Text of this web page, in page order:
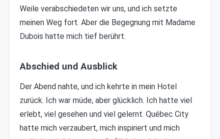
Weile verabschiedeten wir uns, und ich setzte
meinen Weg fort. Aber die Begegnung mit Madame
Dubois hatte mich tief berührt.
Abschied und Ausblick
Der Abend nahte, und ich kehrte in mein Hotel
zurück. Ich war müde, aber glücklich. Ich hatte viel
erlebt, viel gesehen und viel gelernt. Québec City
hatte mich verzaubert, mich inspiriert und mich